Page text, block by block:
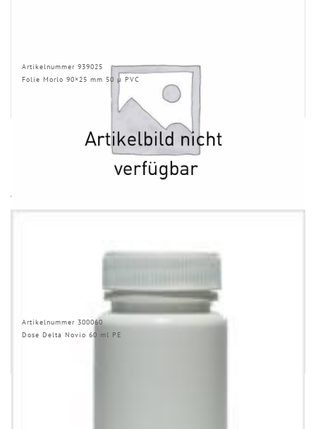
Artikelnummer 939025
Folie Morlo 90×25 mm 50 µ PVC
ÄHNLICHE PRODUKTE
Artikelnummer 300060
Dose Delta Novio 60 ml PE